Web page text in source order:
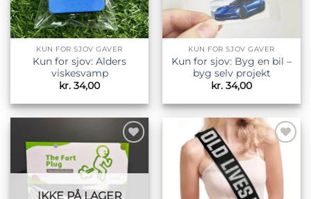
KUN FOR SJOV GAVER
Kun for sjov: Alders
viskesvamp
kr. 34,00
KUN FOR SJOV GAVER
Kun for sjov: Byg en bil –
byg selv projekt
kr. 34,00
Tilføj til
ønskeliste
IKKE PÅ LAGER
Tilføj til
ønskeliste